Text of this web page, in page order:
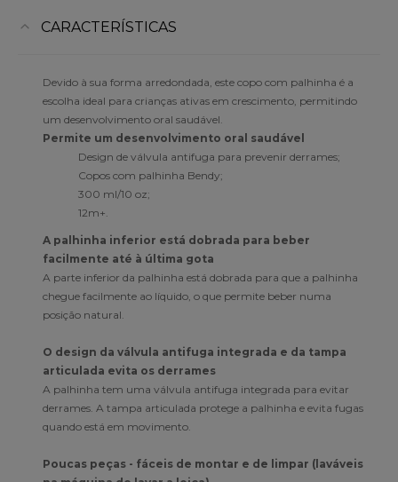
CARACTERÍSTICAS
Devido à sua forma arredondada, este copo com palhinha é a
escolha ideal para crianças ativas em crescimento, permitindo
um desenvolvimento oral saudável.
Permite um desenvolvimento oral saudável
Design de válvula antifuga para prevenir derrames;
Copos com palhinha Bendy;
300 ml/10 oz;
12m+.
A palhinha inferior está dobrada para beber
facilmente até à última gota
A parte inferior da palhinha está dobrada para que a palhinha
chegue facilmente ao líquido, o que permite beber numa
posição natural.
O design da válvula antifuga integrada e da tampa
articulada evita os derrames
A palhinha tem uma válvula antifuga integrada para evitar
derrames. A tampa articulada protege a palhinha e evita fugas
quando está em movimento.
Poucas peças - fáceis de montar e de limpar (laváveis